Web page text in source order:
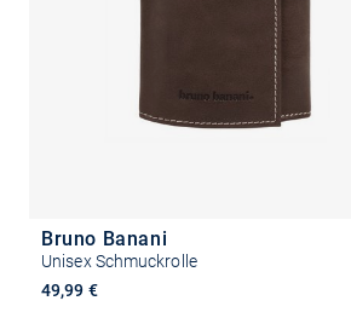
Bruno Banani
Unisex Schmuckrolle
49,99 €